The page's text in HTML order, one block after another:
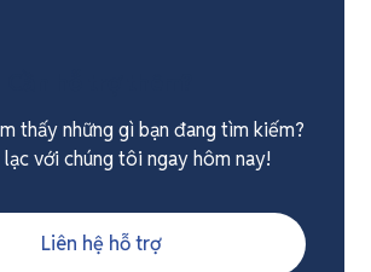
thấy những gì bạn đang tìm kiếm?
với chúng tôi ngay hôm nay!
Liên hệ hỗ trợ